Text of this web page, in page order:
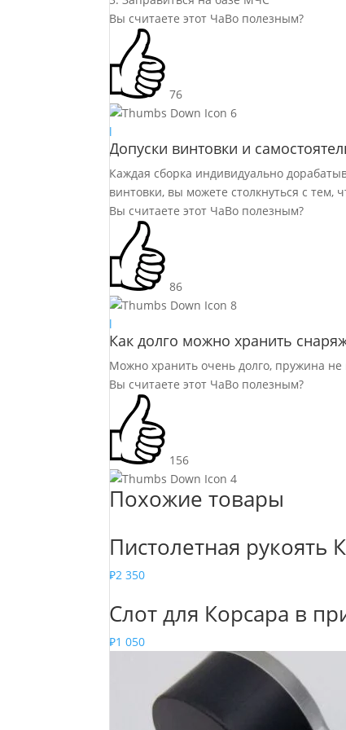
Вы считаете этот ЧаВо полезным?
76
6
l
Допуски винтовки и
Каждая сборка индивидуально
винтовки, вы можете столкнуться с тем,
Вы считаете этот ЧаВо полезным?
86
8
l
Как долго можно хранить
Можно хранить очень долго, пружина не
Вы считаете этот ЧаВо полезным?
156
4
Похожие товары
Пистолетная рукоять
₽2 350
Слот для Корсара в
₽1 050